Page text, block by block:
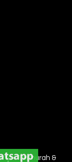
- Termurah &